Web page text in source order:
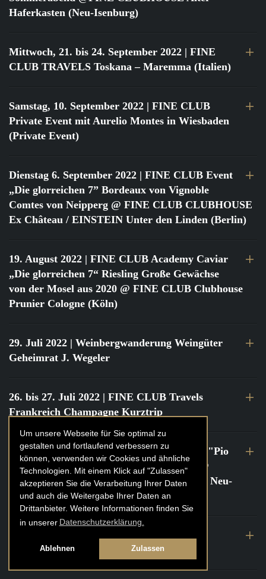
Um unsere Webseite für Sie optimal zu
gestalten und fortlaufend verbessern zu
können, verwenden wir Cookies und ähnliche
Technologien. Mit einem Klick auf "Zulassen"
akzeptieren Sie die Verarbeitung Ihrer Daten
und auch die Weitergabe Ihrer Daten an
Drittanbieter. Weitere Informationen finden Sie
in unserer Datenschutzerklärung.
Ablehnen Zulassen
Haferkasten (Neu-Isenburg)
Mittwoch, 21. bis 24. September 2022 | FINE
CLUB TRAVELS Toskana – Maremma (Italien)
Samstag, 10. September 2022 | FINE CLUB
Private Event mit Aurelio Montes in Wiesbaden
(Private Event)
Dienstag 6. September 2022 | FINE CLUB Event
„Die glorreichen 7” Bordeaux von Vignoble
Comtes von Neipperg @ FINE CLUB CLUBHOUSE
Ex Château / EINSTEIN Unter den Linden (Berlin)
19. August 2022 | FINE CLUB Academy Caviar
„Die glorreichen 7“ Riesling Große Gewächse
von der Mosel aus 2020 @ FINE CLUB Clubhouse
Prunier Cologne (Köln)
29. Juli 2022 | Weinbergwanderung Weingüter
Geheimrat J. Wegeler
26. bis 27. Juli 2022 | FINE CLUB Travels
Frankreich Champagne Kurztrip
22. Juli 2022 | FINE CLUB Private Dinner "Pio
Cesare" mit Tochter Frederica Pio Boffa @
FINE CLUB Clubhouse Alter Haferkasten, Neu-
Isenburg
Frankreich Burgund Kurztrip